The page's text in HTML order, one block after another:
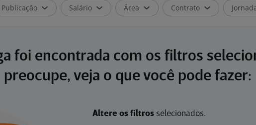
Publicação Salário Área Contrato
foi encontrada com os filtros
preocupe, veja o que você pode fazer:
Altere os filtrosselecionados.